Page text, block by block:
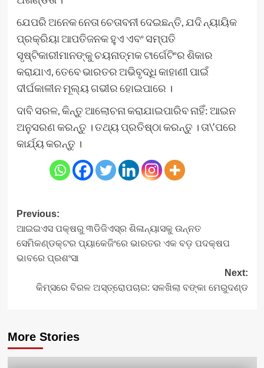
ଯେପରି ଅନେକ ନେତା ଚେତାବନୀ ଦେଇଛନ୍ତି, ଯଦି ନ୍ୟାୟିକ
ପ୍ରକ୍ରିୟା ଆପତିଜନକ ହୁଏ ଏବଂ ସମ୍ପତି
ସୃଷ୍ଟିକାରୀମାନଙ୍କୁ ଚୟନାତ୍ମକ ଟାର୍ଗେଟିଂର ଶିକାର
କରାଯାଏ, ତେବେ ଭାରତର ଅଭିବୃଦ୍ଧି କାହାଣୀ ପାଇଁ
ଦୀର୍ଘକାଳୀନ ମୂଲ୍ୟ ଗଭୀର ହୋଇପାରେ ।
ଦାବି ସରଳ, କିନ୍ତୁ ଆଲୋଚନା କରାଯାଇପାରିବ ନାହିଁ: ଆଇନ
ଅନୁସରଣ କରନ୍ତୁ । ତଥ୍ୟ ପ୍ରତିଷ୍ଠା କରନ୍ତୁ । ତା\’ପରେ
କାର୍ଯ୍ୟ କରନ୍ତୁ ।
Post
navigation
Previous:
ଆଇଇଏସ ପକ୍ଷରୁ ୩ଡିଜିଏସ୍‌ର ଶିଳାନ୍ୟାସକୁ ଉନ୍ନତ
ସେମିକଣ୍ଡକ୍ଟର ପ୍ୟାକେଜିଂରେ ଭାରତର ଏକ ବଡ଼ ପଦକ୍ଷପ
ଭାବରେ ପ୍ରଶଂସା
Next:
କିମ୍‍ସରେ ବିରଳ ଅସ୍ତ୍ରୋପଚାର: ସଳଖିଲା ବଙ୍କା ମେରୁଦଣ୍ଡ
More Stories